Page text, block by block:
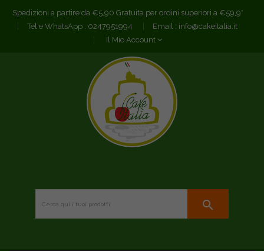
Spedizioni a partire da €5,90 Gratuita per ordini superiori a €59,9*
Tel e WhatsApp : 0247951994 Email : info@cakeitalia.it
Il Mio Account
search